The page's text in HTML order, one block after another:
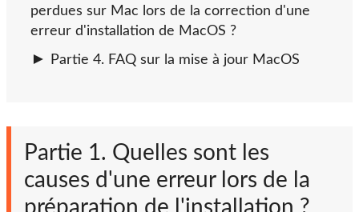
perdues sur Mac lors de la correction d'une
erreur d'installation de MacOS ?
Partie 4. FAQ sur la mise à jour MacOS
Partie 1. Quelles sont les
causes d'une erreur lors de la
préparation de l'installation ?